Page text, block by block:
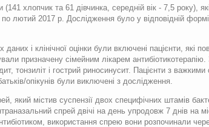
хлопчик та 61 дівчинка, середній вік - 7,5 року), які
по лютий 2017 р. Дослідження було у відповідній
і клінічної оцінки були включені пацієнти, які
призначену сімейним лікарем
тонзиліт і гострий риносинусит. Пацієнти з важкими
опікунів були виключені з дослідження.
який містив суспензії двох специфічних штамів
спрей двічі на день упродовж 7 днів на
використання спрею вони розпочинали